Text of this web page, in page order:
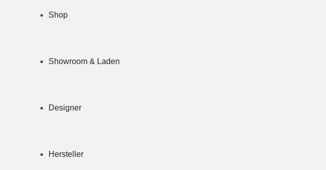
Shop
Showroom & Laden
Designer
Hersteller